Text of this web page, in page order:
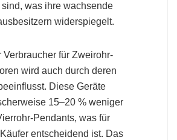
was ihre wachsende
widerspiegelt.
Verbraucher für Zweirohr-
wird auch durch deren
Diese Geräte
15–20 % weniger
Pendants, was für
entscheidend ist. Das